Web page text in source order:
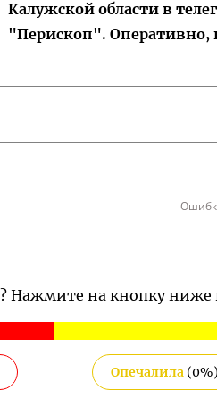
Калужской области в
"Перископ". Оперативно,
Нажмите на кнопку ниже
Опечалила(0%)